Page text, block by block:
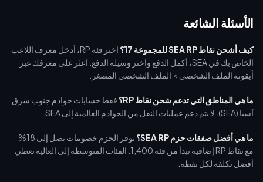
الأسئلة الشائعة
كيف أشحن نقاط SEA RP للمجموعة 17؟
اختر فئة RP، أدخل معرف اللاعب
الخاص بك في SEA، أكمل الدفع واختر وسيلة الدفع. اعثر على معرفك عبر
أيقونة الملف الشخصي > الملف الشخصي المصغر.
ما هي المناطق التي تدعم شحن نقاط RP؟
فقط حسابات خوادم جنوب شرق
آسيا (SEA). لا يتم دعم عمليات النقل من الخوادم العالمية إلى SEA.
ما هي أفضل صفقات حزم SEA RP؟
توفر الحزم خصومات تصل إلى 18%
مع نقاط RP إضافية تبدأ من فئة 1,400. الفئات المتوسطة إلى العالية تعطي
أفضل تكلفة لكل نقطة.